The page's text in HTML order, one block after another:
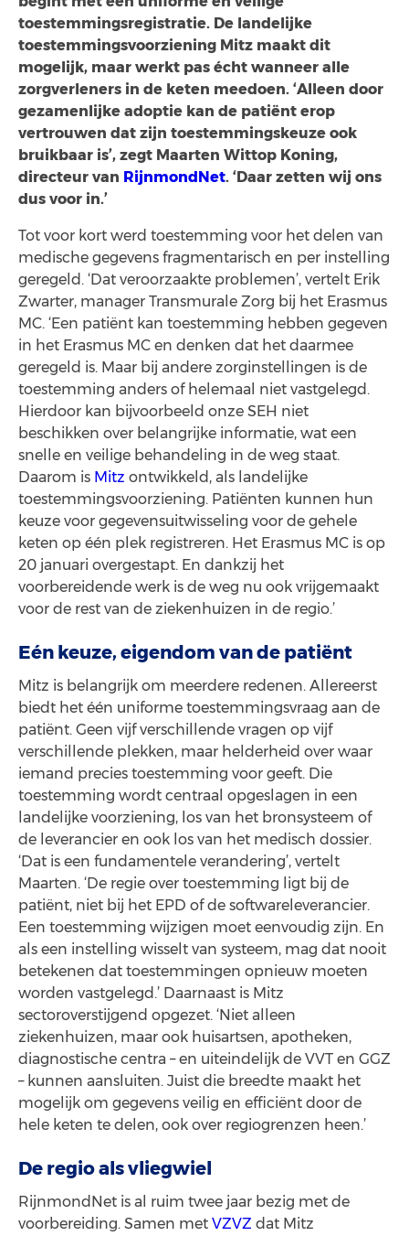
toestemmingsregistratie. De landelijke
toestemmingsvoorziening Mitz maakt dit
mogelijk, maar werkt pas écht wanneer alle
zorgverleners in de keten meedoen. ‘Alleen door
gezamenlijke adoptie kan de patiënt erop
vertrouwen dat zijn toestemmingskeuze ook
bruikbaar is’, zegt Maarten Wittop Koning,
directeur van RijnmondNet. ‘Daar zetten wij ons
dus voor in.’
Tot voor kort werd toestemming voor het delen van
medische gegevens fragmentarisch en per instelling
geregeld. ‘Dat veroorzaakte problemen’, vertelt Erik
Zwarter, manager Transmurale Zorg bij het Erasmus
MC. ‘Een patiënt kan toestemming hebben gegeven
in het Erasmus MC en denken dat het daarmee
geregeld is. Maar bij andere zorginstellingen is de
toestemming anders of helemaal niet vastgelegd.
Hierdoor kan bijvoorbeeld onze SEH niet
beschikken over belangrijke informatie, wat een
snelle en veilige behandeling in de weg staat.
Daarom is Mitz ontwikkeld, als landelijke
toestemmingsvoorziening. Patiënten kunnen hun
keuze voor gegevensuitwisseling voor de gehele
keten op één plek registreren. Het Erasmus MC is op
20 januari overgestapt. En dankzij het
voorbereidende werk is de weg nu ook vrijgemaakt
voor de rest van de ziekenhuizen in de regio.’
Eén keuze, eigendom van de patiënt
Mitz is belangrijk om meerdere redenen. Allereerst
biedt het één uniforme toestemmingsvraag aan de
patiënt. Geen vijf verschillende vragen op vijf
verschillende plekken, maar helderheid over waar
iemand precies toestemming voor geeft. Die
toestemming wordt centraal opgeslagen in een
landelijke voorziening, los van het bronsysteem of
de leverancier en ook los van het medisch dossier.
‘Dat is een fundamentele verandering’, vertelt
Maarten. ‘De regie over toestemming ligt bij de
patiënt, niet bij het EPD of de softwareleverancier.
Een toestemming wijzigen moet eenvoudig zijn. En
als een instelling wisselt van systeem, mag dat nooit
betekenen dat toestemmingen opnieuw moeten
worden vastgelegd.’ Daarnaast is Mitz
sectoroverstijgend opgezet. ‘Niet alleen
ziekenhuizen, maar ook huisartsen, apotheken,
diagnostische centra – en uiteindelijk de VVT en GGZ
– kunnen aansluiten. Juist die breedte maakt het
mogelijk om gegevens veilig en efficiënt door de
hele keten te delen, ook over regiogrenzen heen.’
De regio als vliegwiel
RijnmondNet is al ruim twee jaar bezig met de
voorbereiding. Samen met VZVZ dat Mitz